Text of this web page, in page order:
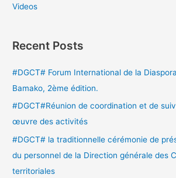
Videos
Recent Posts
#DGCT# Forum International de la
Bamako, 2ème édition.
#DGCT#Réunion de coordination et de
œuvre des activités
#DGCT# la traditionnelle cérémonie de
du personnel de la Direction générale des
territoriales